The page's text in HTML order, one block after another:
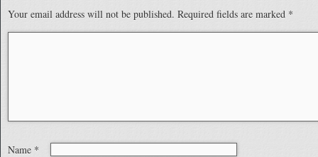
Your email address will not be published. Required fields are marked *
Name *